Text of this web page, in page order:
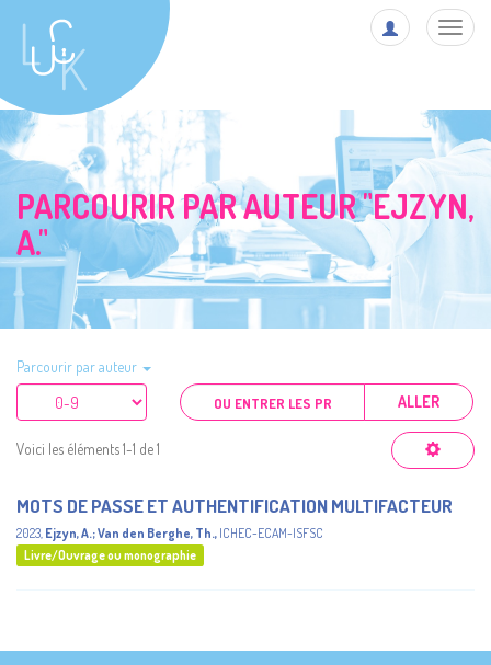
PARCOURIR PAR AUTEUR "EJZYN,
A."
Parcourir par auteur
ALLER
Voici les éléments 1-1 de 1
MOTS DE PASSE ET AUTHENTIFICATION MULTIFACTEUR
2023, Ejzyn, A.;Van den Berghe, Th., ICHEC-ECAM-ISFSC
Livre/Ouvrage ou monographie